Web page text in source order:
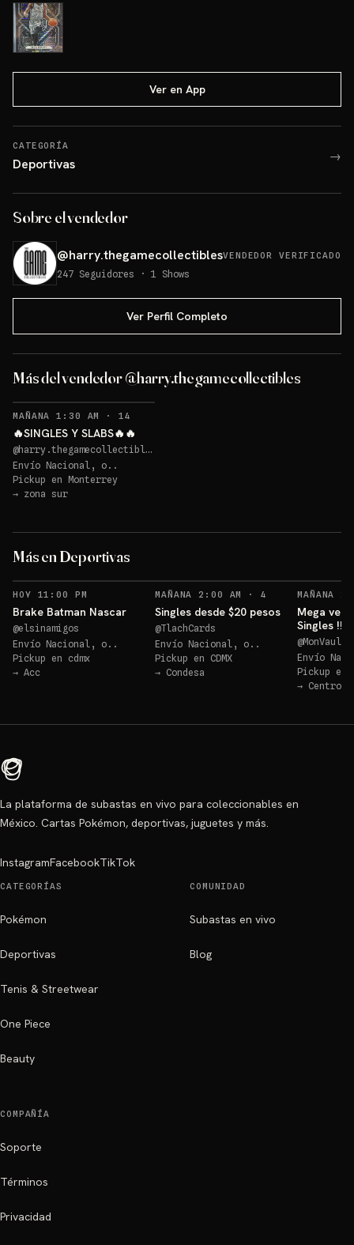
Ver en App
CATEGORÍA
Deportivas →
Sobre el vendedor
@harry.thegamecollectiblesVENDEDOR VERIFICADO
247 Seguidores · 1 Shows
Ver Perfil Completo
Más del vendedor @harry.thegamecollectibles
Sorteo: GIVEAWAY→
MAÑANA 1:30 AM · 14
🔥SINGLES Y SLABS🔥🔥
@harry.thegamecollectibles
Envío Nacional, o..
Pickup en Monterrey
→ zona sur
Más en Deportivas
HOY 11:00 PM
Brake Batman Nascar
@elsinamigos
Envío Nacional, o..
Pickup en cdmx
→ Acc
MAÑANA 2:00 AM · 4 RECORDATORIOS
Singles desde $20 pesos
@TlachCards
Envío Nacional, o..
Pickup en CDMX
→ Condesa
MAÑANA
Mega
Singles !!!
@MonVault
Envío
Pickup en
→ Centro
La plataforma de subastas en vivo para coleccionables en
México. Cartas Pokémon, deportivas, juguetes y más.
InstagramFacebookTikTok
CATEGORÍAS
Pokémon
Deportivas
Tenis & Streetwear
One Piece
Beauty
COMUNIDAD
Subastas en vivo
Blog
COMPAÑÍA
Soporte
Términos
Privacidad